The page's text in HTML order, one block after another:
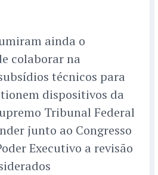
ainda o
colaborar na
técnicos para
dispositivos da
Tribunal Federal
junto ao Congresso
Executivo a revisão